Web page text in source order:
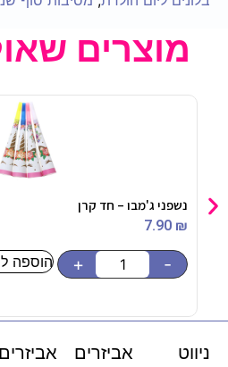
מוצרים
נשפני ג'מבו – חד קרן
7.90 ₪
-
+ הוספה
ניווט
אביזרים
אביזרים